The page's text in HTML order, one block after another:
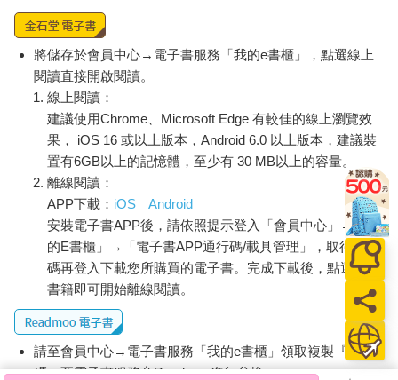
順暢的階段性變化，皮膚炎的抗議也得到安撫，縮小了興風作浪
的頻率和範圍。雖然沒有類固醇的速效，但我相信身體的智慧，
與持之以恆的力量。另外，對我而言很棒的附加價值，是省下很
多用餐時間，能將之用在自我成長和醫療工作上。斷食，兼具健
康管理、時間管理、終身學習等多維度的意義，這是親身經歷，
才有辦法體會的樂趣。
斷食並非不吃，而是減少消化熟食對健康存摺的損耗，以富含酵
素和膳食纖維的素材，能量取代熱量，讓真正了不起的醫生──細
菌，強化與人體的連結互動，成千上萬富饒的「菌群網絡」，自
然會帶來共存共榮的健康。
從實證醫學的角度評價，陳老師推廣的健康之道，只是排名第五
的專家意見(expert opinion)，僅供參考，不如集結多篇雙盲測試
的系統性文獻回顧(systemic review)，可信度才是第一？但與其
看證據等級，不如看證據品質，閱讀陳老師十年來的作品，你會
發現他的照片有逆齡的蛻變！他不是只敢拿別人做實驗的學術
派，而是「道成肉身」的實踐派，這也是讓我能認同並「以身試
法」的關鍵。
將儲存於會員中心→電子書服務「我的e書櫃」，點選線上
閱讀直接開啟閱讀。
線上閱讀：
建議使用Chrome、Microsoft Edge 有較佳的線上瀏覽效
果， iOS 16 或以上版本，Android 6.0 以上版本，建議裝
置有6GB以上的記憶體，至少有 30 MB以上的容量。
離線閱讀：
APP下載： iOS
Android
安裝電子書APP後，請依照提示登入「會員中心」→「我
的E書櫃」→「電子書APP通行碼/載具管理」，取得通行
碼再登入下載您所購買的電子書。完成下載後，點選任一
書籍即可開始離線閱讀。
請至會員中心→電子書服務「我的e書櫃」領取複製『兌換
碼』至電子書服務商Readmoo進行兌換。